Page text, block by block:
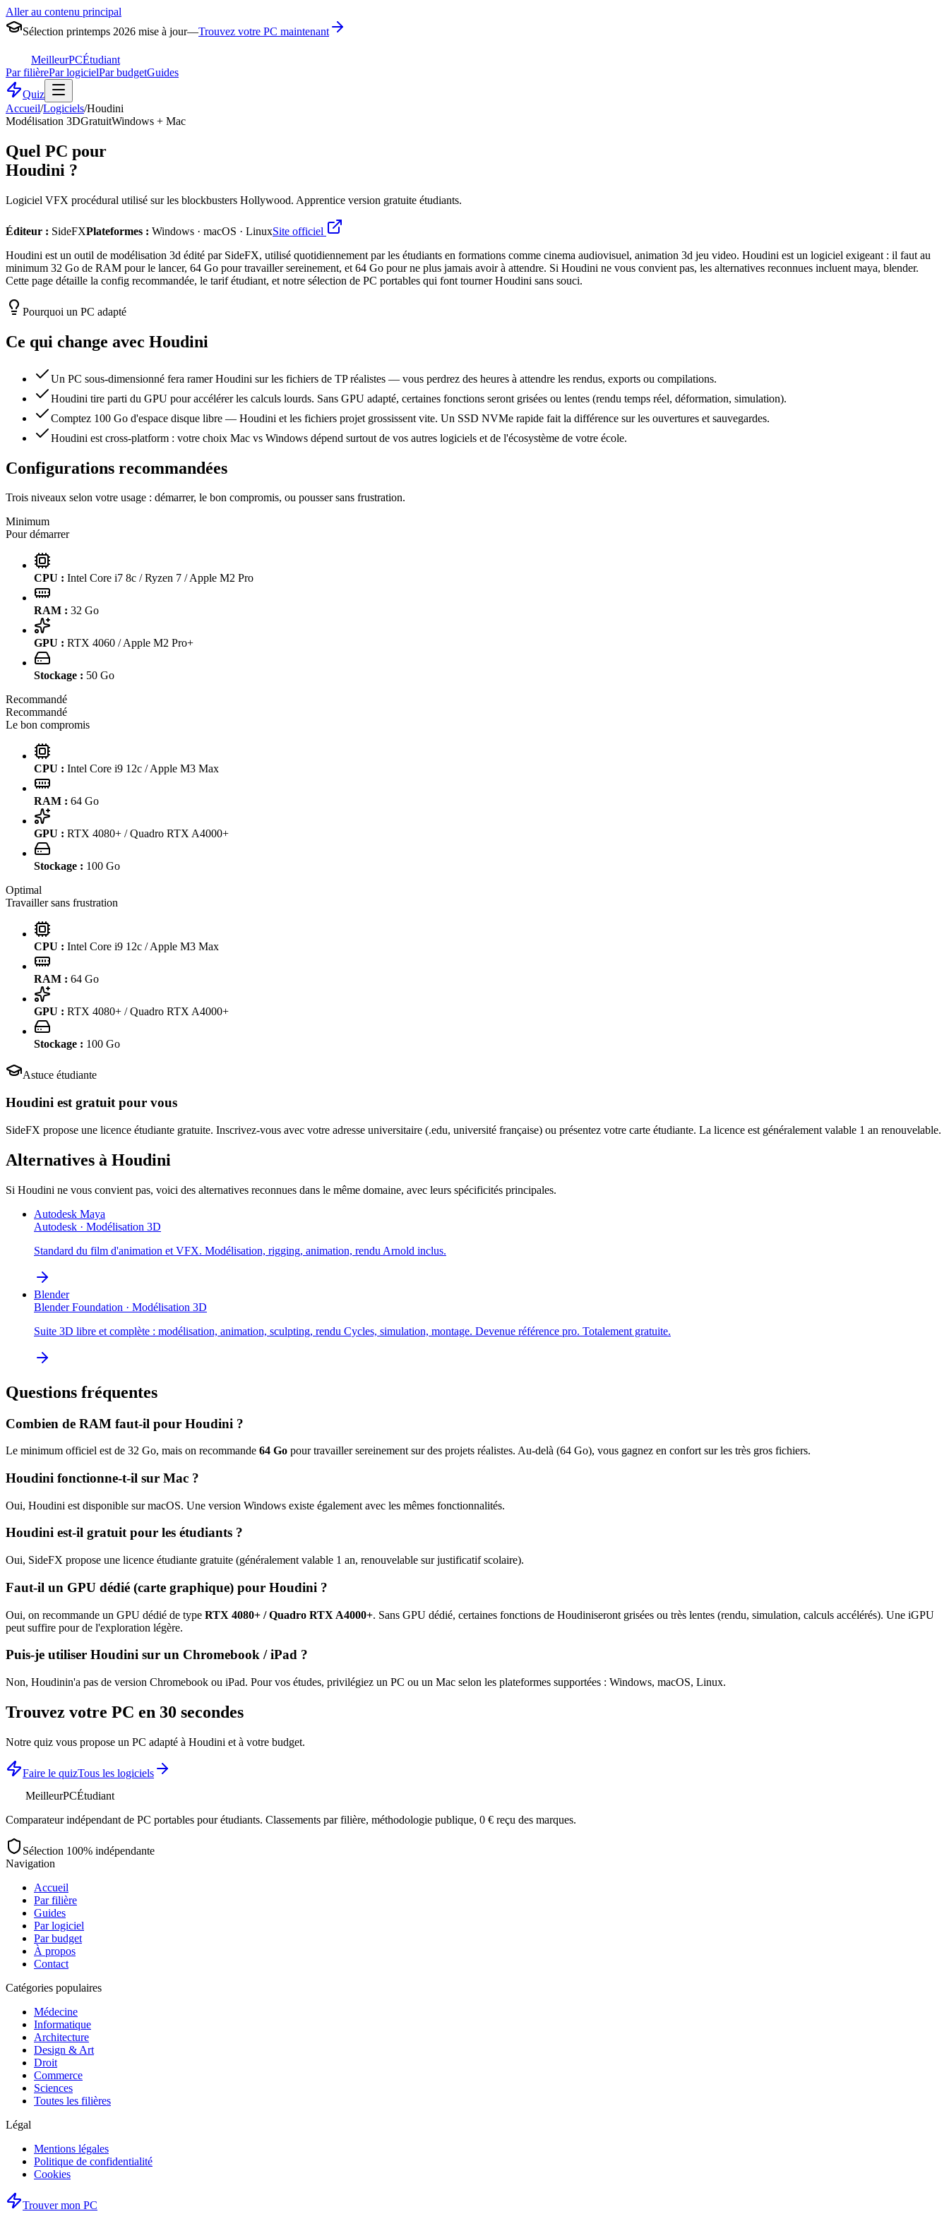
Aller au contenu principal
Sélection printemps 2026 mise à jour—Trouvez votre PC maintenant
MeilleurPCÉtudiant
Par filièrePar logicielPar budgetGuides
Quiz
Accueil/Logiciels/Houdini
Modélisation 3DGratuitWindows + Mac
Quel PC pour
Houdini ?
Logiciel VFX procédural utilisé sur les blockbusters Hollywood. Apprentice version gratuite étudiants.
Éditeur : SideFXPlateformes : Windows · macOS · LinuxSite officiel
Houdini est un outil de modélisation 3d édité par SideFX, utilisé quotidiennement par les étudiants en formations comme cinema audiovisuel, animation 3d jeu video. Houdini est un logiciel exigeant : il faut au
minimum 32 Go de RAM pour le lancer, 64 Go pour travailler sereinement, et 64 Go pour ne plus jamais avoir à attendre. Si Houdini ne vous convient pas, les alternatives reconnues incluent maya, blender.
Cette page détaille la config recommandée, le tarif étudiant, et notre sélection de PC portables qui font tourner Houdini sans souci.
Pourquoi un PC adapté
Ce qui change avec Houdini
Un PC sous-dimensionné fera ramer Houdini sur les fichiers de TP réalistes — vous perdrez des heures à attendre les rendus, exports ou compilations.
Houdini tire parti du GPU pour accélérer les calculs lourds. Sans GPU adapté, certaines fonctions seront grisées ou lentes (rendu temps réel, déformation, simulation).
Comptez 100 Go d'espace disque libre — Houdini et les fichiers projet grossissent vite. Un SSD NVMe rapide fait la différence sur les ouvertures et sauvegardes.
Houdini est cross-platform : votre choix Mac vs Windows dépend surtout de vos autres logiciels et de l'écosystème de votre école.
Configurations recommandées
Trois niveaux selon votre usage : démarrer, le bon compromis, ou pousser sans frustration.
Minimum
Pour démarrer
CPU : Intel Core i7 8c / Ryzen 7 / Apple M2 Pro
RAM : 32 Go
GPU : RTX 4060 / Apple M2 Pro+
Stockage : 50 Go
Recommandé
Recommandé
Le bon compromis
CPU : Intel Core i9 12c / Apple M3 Max
RAM : 64 Go
GPU : RTX 4080+ / Quadro RTX A4000+
Stockage : 100 Go
Optimal
Travailler sans frustration
CPU : Intel Core i9 12c / Apple M3 Max
RAM : 64 Go
GPU : RTX 4080+ / Quadro RTX A4000+
Stockage : 100 Go
Astuce étudiante
Houdini est gratuit pour vous
SideFX propose une licence étudiante gratuite. Inscrivez-vous avec votre adresse universitaire (.edu, université française) ou présentez votre carte étudiante. La licence est généralement valable 1 an renouvelable.
Alternatives à Houdini
Si Houdini ne vous convient pas, voici des alternatives reconnues dans le même domaine, avec leurs spécificités principales.
Autodesk Maya
Autodesk · Modélisation 3D
Standard du film d'animation et VFX. Modélisation, rigging, animation, rendu Arnold inclus.
Blender
Blender Foundation · Modélisation 3D
Suite 3D libre et complète : modélisation, animation, sculpting, rendu Cycles, simulation, montage. Devenue référence pro. Totalement gratuite.
Questions fréquentes
Combien de RAM faut-il pour Houdini ?
Le minimum officiel est de 32 Go, mais on recommande 64 Go pour travailler sereinement sur des projets réalistes. Au-delà (64 Go), vous gagnez en confort sur les très gros fichiers.
Houdini fonctionne-t-il sur Mac ?
Oui, Houdini est disponible sur macOS. Une version Windows existe également avec les mêmes fonctionnalités.
Houdini est-il gratuit pour les étudiants ?
Oui, SideFX propose une licence étudiante gratuite (généralement valable 1 an, renouvelable sur justificatif scolaire).
Faut-il un GPU dédié (carte graphique) pour Houdini ?
Oui, on recommande un GPU dédié de type RTX 4080+ / Quadro RTX A4000+. Sans GPU dédié, certaines fonctions de Houdiniseront grisées ou très lentes (rendu, simulation, calculs accélérés). Une iGPU
peut suffire pour de l'exploration légère.
Puis-je utiliser Houdini sur un Chromebook / iPad ?
Non, Houdinin'a pas de version Chromebook ou iPad. Pour vos études, privilégiez un PC ou un Mac selon les plateformes supportées : Windows, macOS, Linux.
Trouvez votre PC en 30 secondes
Notre quiz vous propose un PC adapté à Houdini et à votre budget.
Faire le quizTous les logiciels
MeilleurPCÉtudiant
Comparateur indépendant de PC portables pour étudiants. Classements par filière, méthodologie publique, 0 € reçu des marques.
Sélection 100% indépendante
Navigation
Accueil
Par filière
Guides
Par logiciel
Par budget
À propos
Contact
Catégories populaires
Médecine
Informatique
Architecture
Design & Art
Droit
Commerce
Sciences
Toutes les filières
Légal
Mentions légales
Politique de confidentialité
Cookies
Trouver mon PC